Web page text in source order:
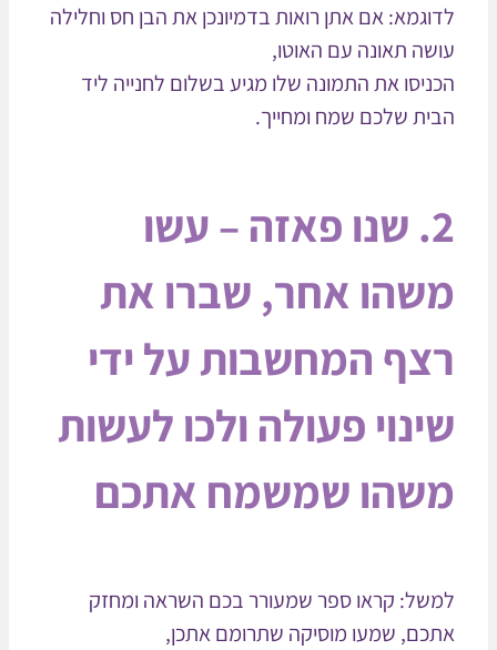
אם אתן רואות בדמיונכן את הבן חס וחלילה
תאונה עם האוטו,
את התמונה שלו מגיע בשלום לחנייה ליד
שלכם שמח ומחייך.
2. שנו פאזה – עשו
אחר, שברו את
המחשבות על ידי
פעולה ולכו לעשות
שמשמח אתכם
קראו ספר שמעורר בכם השראה ומחזק
שמעו מוסיקה שתרומם אתכן,